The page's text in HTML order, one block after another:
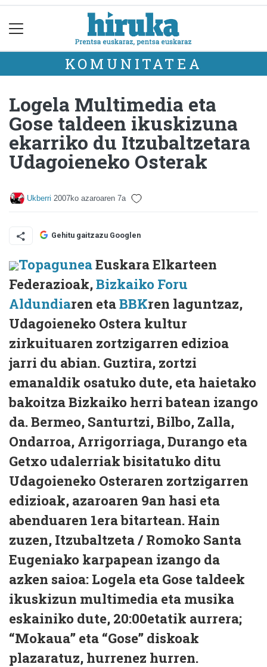
KOMUNITATEA
Logela Multimedia eta
Gose taldeen ikuskizuna
ekarriko du Itzubaltzetara
Udagoieneko Osterak
Ukberri 2007ko azaroaren 7a
Gehitu gaitzazu Googlen
TopaguneaEuskara Elkarteen
Federazioak,Bizkaiko Foru
Aldundiaren etaBBKren laguntzaz,
Udagoieneko Ostera kultur
zirkuituaren zortzigarren edizioa
jarri du abian. Guztira, zortzi
emanaldik osatuko dute, eta haietako
bakoitza Bizkaiko herri batean izango
da. Bermeo, Santurtzi, Bilbo, Zalla,
Ondarroa, Arrigorriaga, Durango eta
Getxo udalerriak bisitatuko ditu
Udagoieneko Osteraren zortzigarren
edizioak, azaroaren 9an hasi eta
abenduaren 1era bitartean. Hain
zuzen, Itzubaltzeta / Romoko Santa
Eugeniako karpapean izango da
azken saioa: Logela eta Gose taldeek
ikuskizun multimedia eta musika
eskainiko dute, 20:00etatik aurrera;
“Mokaua” eta “Gose” diskoak
plazaratuz, hurrenez hurren.